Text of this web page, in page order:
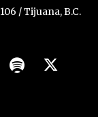
/ Tijuana, B.C.